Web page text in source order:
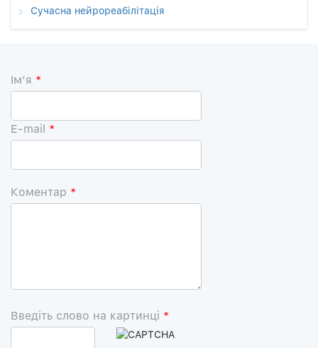
Сучасна нейрореабілітація
Iм’я *
E-mail *
Коментар *
Введіть слово на картинці *